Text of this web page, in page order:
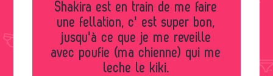
Shakira est en train de me faire
une fellation, c' est super bon,
jusqu'à ce que je me reveille
avec poufie (ma chienne) qui me
leche le kiki.